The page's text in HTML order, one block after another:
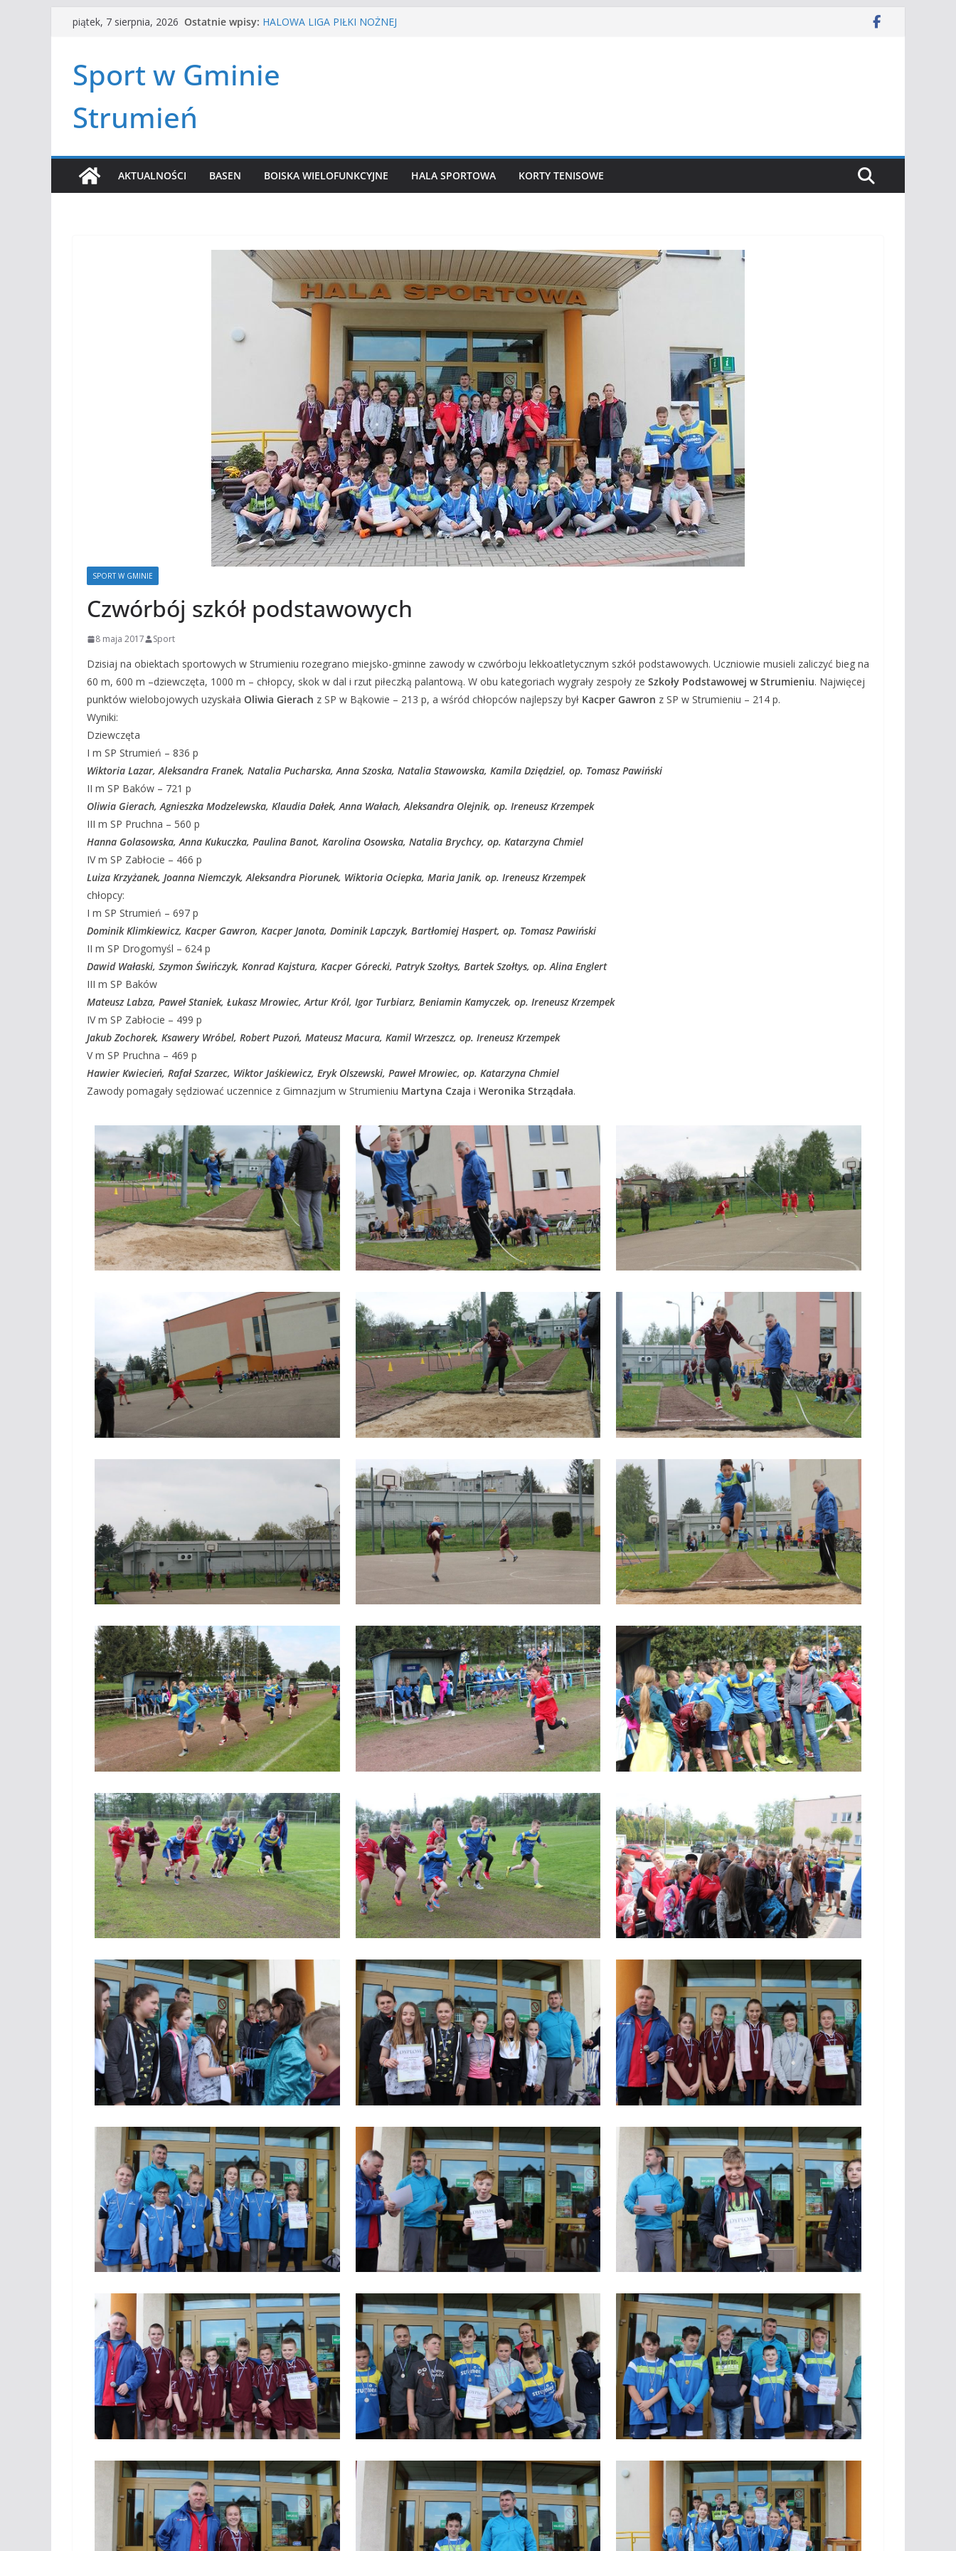
Przejdźpiątek, 7 sierpnia, 2026 Ostatnie wpisy: HALOWA LIGA PIŁKI NOŻNEJ
Czwórbój lekkoatletyczny
Sport w Gminie
Strumień
AKTUALNOŚCI BASEN BOISKA WIELOFUNKCYJNE HALA SPORTOWA KORTY TENISOWE
SPORT W GMINIE
Czwórbój szkół podstawowych
8 maja 2017 Sport
Dzisiaj na obiektach sportowych w Strumieniu rozegrano miejsko-gminne zawody w czwórboju lekkoatletycznym szkół podstawowych. Uczniowie musieli zaliczyć bieg na
60 m, 600 m –dziewczęta, 1000 m – chłopcy, skok w dal i rzut piłeczką palantową. W obu kategoriach wygrały zespoły ze Szkoły Podstawowej w Strumieniu. Najwięcej
punktów wielobojowych uzyskała Oliwia Gierach z SP w Bąkowie – 213 p, a wśród chłopców najlepszy był Kacper Gawron z SP w Strumieniu – 214 p.
Wyniki:
Dziewczęta
I m SP Strumień – 836 p
Wiktoria Lazar, Aleksandra Franek, Natalia Pucharska, Anna Szoska, Natalia Stawowska, Kamila Dziędziel, op. Tomasz Pawiński
II m SP Baków – 721 p
Oliwia Gierach, Agnieszka Modzelewska, Klaudia Dałek, Anna Wałach, Aleksandra Olejnik, op. Ireneusz Krzempek
III m SP Pruchna – 560 p
Hanna Golasowska, Anna Kukuczka, Paulina Banot, Karolina Osowska, Natalia Brychcy, op. Katarzyna Chmiel
IV m SP Zabłocie – 466 p
Luiza Krzyżanek, Joanna Niemczyk, Aleksandra Piorunek, Wiktoria Ociepka, Maria Janik, op. Ireneusz Krzempek
chłopcy:
I m SP Strumień – 697 p
Dominik Klimkiewicz, Kacper Gawron, Kacper Janota, Dominik Lapczyk, Bartłomiej Haspert, op. Tomasz Pawiński
II m SP Drogomyśl – 624 p
Dawid Wałaski, Szymon Świńczyk, Konrad Kajstura, Kacper Górecki, Patryk Szołtys, Bartek Szołtys, op. Alina Englert
III m SP Baków
Mateusz Labza, Paweł Staniek, Łukasz Mrowiec, Artur Król, Igor Turbiarz, Beniamin Kamyczek, op. Ireneusz Krzempek
IV m SP Zabłocie – 499 p
Jakub Zochorek, Ksawery Wróbel, Robert Puzoń, Mateusz Macura, Kamil Wrzeszcz, op. Ireneusz Krzempek
V m SP Pruchna – 469 p
Hawier Kwiecień, Rafał Szarzec, Wiktor Jaśkiewicz, Eryk Olszewski, Paweł Mrowiec, op. Katarzyna Chmiel
Zawody pomagały sędziować uczennice z Gimnazjum w Strumieniu Martyna Czaja i Weronika Strządała.